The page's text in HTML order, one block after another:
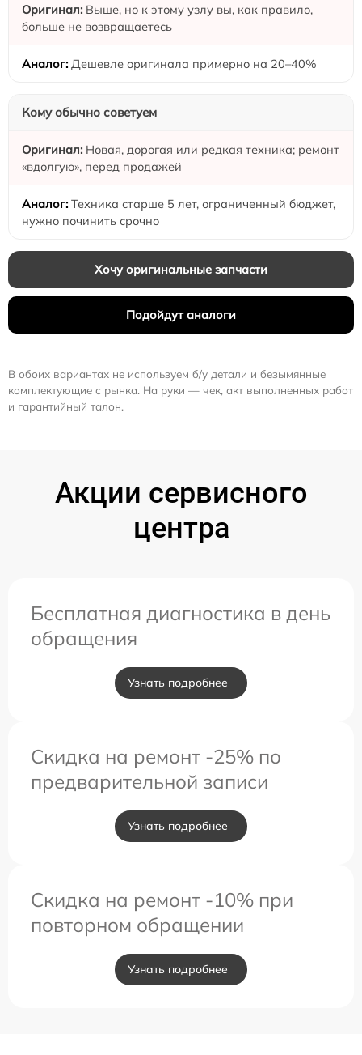
Выше, но к этому узлу вы, как правило,
больше не возвращаетесь
Дешевле оригинала примерно на 20–40%
Кому обычно советуем
Новая, дорогая или редкая техника; ремонт
«вдолгую», перед продажей
Техника старше 5 лет, ограниченный бюджет,
нужно починить срочно
Хочу оригинальные запчасти
Подойдут аналоги
В обоих вариантах не используем б/у детали и безымянные
комплектующие с рынка. На руки — чек, акт выполненных работ
и гарантийный талон.
Акции сервисного
центра
Бесплатная диагностика в день
обращения
Узнать подробнее
Скидка на ремонт -25% по
предварительной записи
Узнать подробнее
Скидка на ремонт -10% при
повторном обращении
Узнать подробнее